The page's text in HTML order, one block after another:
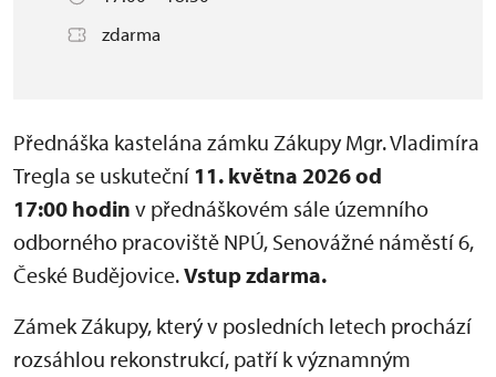
zdarma
Přednáška kastelána zámku Zákupy Mgr. Vladimíra
Tregla se uskuteční 11. května 2026 od
17:00 hodin v přednáškovém sále územního
odborného pracoviště NPÚ, Senovážné náměstí 6,
České Budějovice.Vstup zdarma.
Zámek Zákupy, který v posledních letech prochází
rozsáhlou rekonstrukcí, patří k významným